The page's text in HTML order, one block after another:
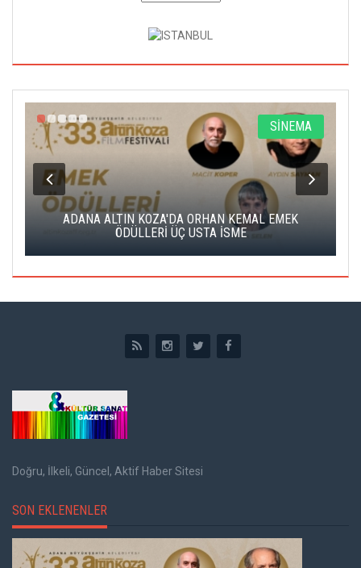
SİNEMA
ADANA ALTIN KOZA'DA ORHAN KEMAL EMEK
ÖDÜLLERİ ÜÇ USTA İSME
Doğru, İlkeli, Güncel, Aktif Haber Sitesi
SON EKLENENLER